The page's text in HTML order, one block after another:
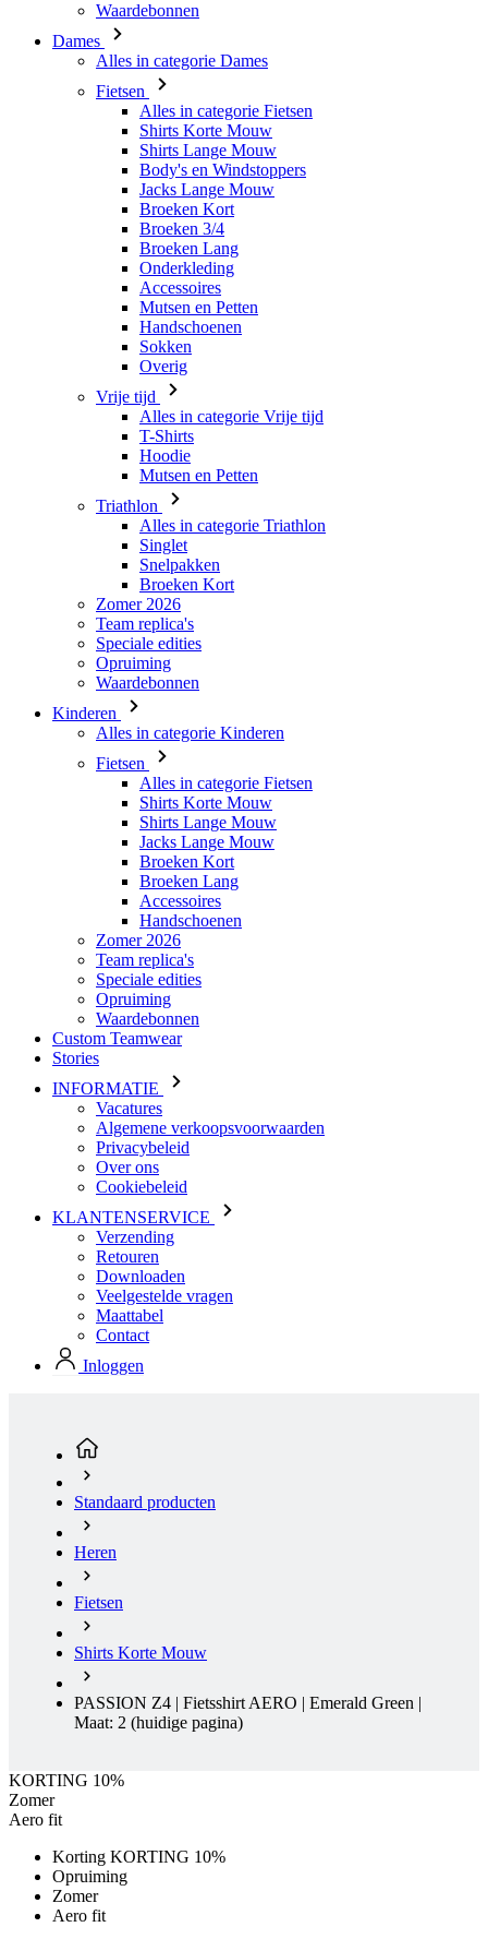
Alles in categorie Fietsen
Shirts Lange Mouw
Body's en Windstoppers
Jacks Lange Mouw
Broeken Kort
Broeken 3/4
Broeken Lang
Onderkleding
Accessoires
Mutsen en Petten
Handschoenen
Sokken
Overig
Vrije tijd
Alles in categorie Vrije tijd
T-Shirts
Hoodie
Mutsen en Petten
Triathlon
Alles in categorie Triathlon
Singlet
Snelpakken
Broeken Kort
Zomer 2026
Team replica's
Speciale edities
Opruiming
Waardebonnen
Kinderen
Alles in categorie Kinderen
Fietsen
Alles in categorie Fietsen
Shirts Lange Mouw
Jacks Lange Mouw
Broeken Kort
Broeken Lang
Accessoires
Handschoenen
Zomer 2026
Team replica's
Speciale edities
Opruiming
Waardebonnen
Custom Teamwear
Stories
INFORMATIE
Vacatures
Algemene verkoopsvoorwaarden
Privacybeleid
Cookiebeleid
KLANTENSERVICE
Verzending
Retouren
Downloaden
Veelgestelde vragen
Maattabel
Contact
Inloggen
Heren
Fietsen
Shirts Korte Mouw
PASSION Z4 | Fietsshirt AERO | Emerald Green |
Maat: 2
KORTING 10%
Opruiming
Zomer
Aero fit